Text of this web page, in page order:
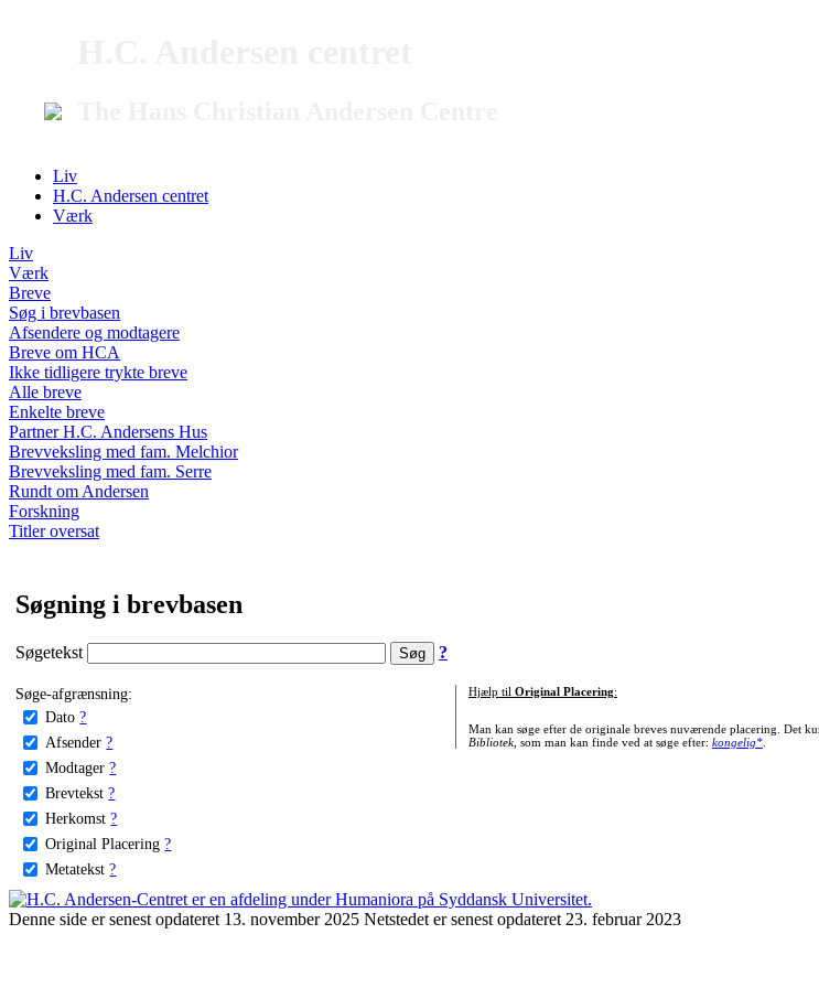
Liv
H.C. Andersen centret
Værk
Liv
Værk
Breve
Søg i brevbasen
Afsendere og modtagere
Breve om HCA
Ikke tidligere trykte breve
Alle breve
Enkelte breve
Partner H.C. Andersens Hus
Brevveksling med fam. Melchior
Brevveksling med fam. Serre
Rundt om Andersen
Forskning
Titler oversat
Søgning i brevbasen
Søgetekst ?
Søge-afgrænsning:
Dato ?
Afsender ?
Modtager ?
Brevtekst ?
Herkomst ?
Original Placering ?
Metatekst ?
Hjælp til Original Placering:
Man kan søge efter de originale breves nuværende placering. Det
Bibliotek, som man kan finde ved at søge efter: kongelig*.
Denne side er senest opdateret 13. november 2025 Netstedet er senest opdateret 23. februar 2023